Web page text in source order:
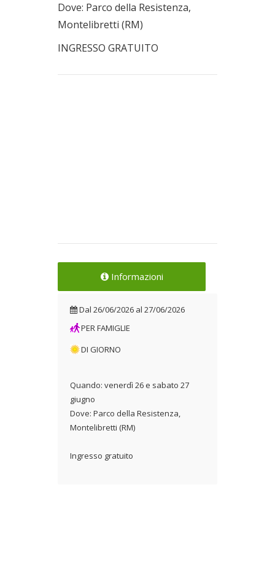
Dove: Parco della Resistenza,
Montelibretti (RM)
INGRESSO GRATUITO
Informazioni
Dal 26/06/2026 al 27/06/2026
PER FAMIGLIE
DI GIORNO
Quando: venerdì 26 e sabato 27
giugno
Dove: Parco della Resistenza,
Montelibretti (RM)
Ingresso gratuito